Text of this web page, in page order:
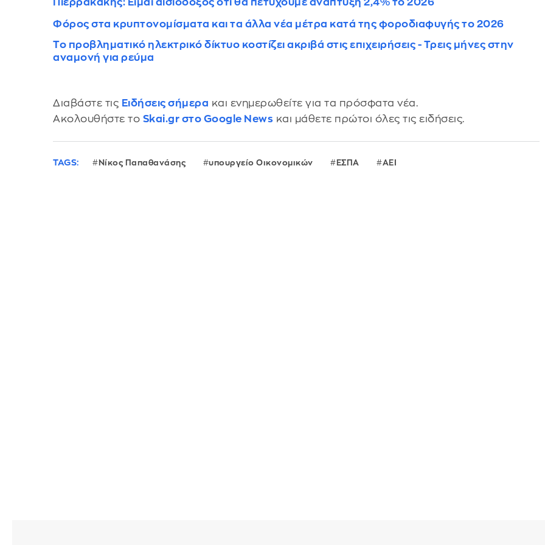
Φόρος στα κρυπτονομίσματα και τα άλλα νέα μέτρα κατά της φοροδιαφυγής το 2026
Το προβληματικό ηλεκτρικό δίκτυο κοστίζει ακριβά στις επιχειρήσεις - Τρεις μήνες στην
αναμονή για ρεύμα
Διαβάστε τις Ειδήσεις σήμερα και ενημερωθείτε για τα πρόσφατα νέα.
Ακολουθήστε το Skai.gr στο Google News και μάθετε πρώτοι όλες τις ειδήσεις.
TAGS: Νίκος Παπαθανάσης υπουργείο Οικονομικών ΕΣΠΑ ΑΕΙ